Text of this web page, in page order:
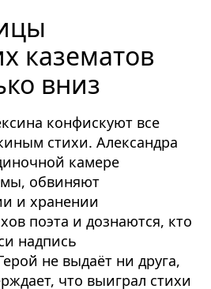
казематов
вниз
конфискуют все
стихи. Александра
камере
обвиняют
и хранении
поэта и дознаются, кто
надпись
не выдаёт ни друга,
что выиграл стихи